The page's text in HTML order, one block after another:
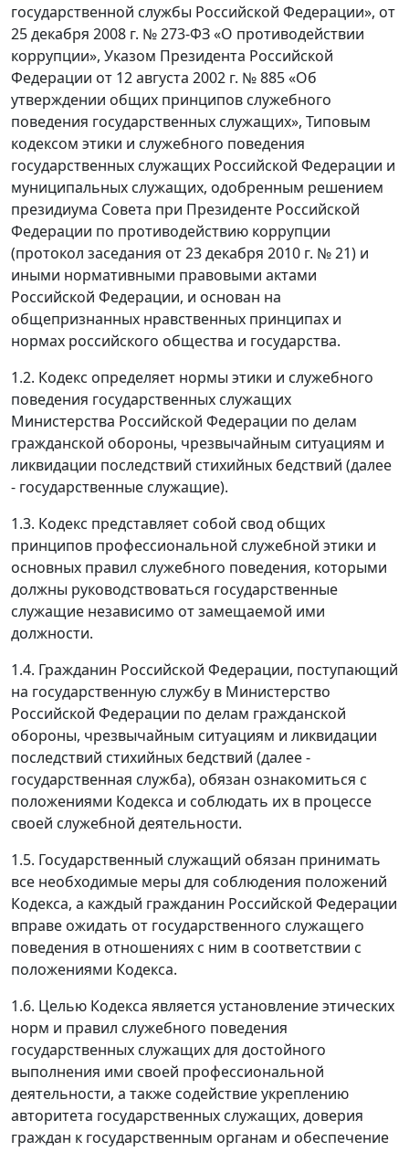
государственной службы Российской Федерации», от
25 декабря 2008 г. № 273-ФЗ «О противодействии
коррупции», Указом Президента Российской
Федерации от 12 августа 2002 г. № 885 «Об
утверждении общих принципов служебного
поведения государственных служащих», Типовым
кодексом этики и служебного поведения
государственных служащих Российской Федерации и
муниципальных служащих, одобренным решением
президиума Совета при Президенте Российской
Федерации по противодействию коррупции
(протокол заседания от 23 декабря 2010 г. № 21) и
иными нормативными правовыми актами
Российской Федерации, и основан на
общепризнанных нравственных принципах и
нормах российского общества и государства.
1.2. Кодекс определяет нормы этики и служебного
поведения государственных служащих
Министерства Российской Федерации по делам
гражданской обороны, чрезвычайным ситуациям и
ликвидации последствий стихийных бедствий (далее
- государственные служащие).
1.3. Кодекс представляет собой свод общих
принципов профессиональной служебной этики и
основных правил служебного поведения, которыми
должны руководствоваться государственные
служащие независимо от замещаемой ими
должности.
1.4. Гражданин Российской Федерации, поступающий
на государственную службу в Министерство
Российской Федерации по делам гражданской
обороны, чрезвычайным ситуациям и ликвидации
последствий стихийных бедствий (далее -
государственная служба), обязан ознакомиться с
положениями Кодекса и соблюдать их в процессе
своей служебной деятельности.
1.5. Государственный служащий обязан принимать
все необходимые меры для соблюдения положений
Кодекса, а каждый гражданин Российской Федерации
вправе ожидать от государственного служащего
поведения в отношениях с ним в соответствии с
положениями Кодекса.
1.6. Целью Кодекса является установление этических
норм и правил служебного поведения
государственных служащих для достойного
выполнения ими своей профессиональной
деятельности, а также содействие укреплению
авторитета государственных служащих, доверия
граждан к государственным органам и обеспечение